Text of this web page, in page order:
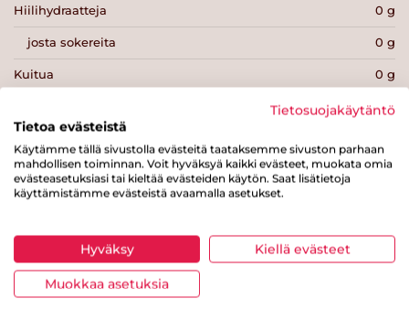
Hiilihydraatteja 0 g
josta sokereita 0 g
Kuitua 0 g
21 g
Tulosta sivu Jaa tuote
Tietosuojakäytäntö
Tietoa evästeistä
Käytämme tällä sivustolla evästeitä taataksemme sivuston parhaan
mahdollisen toiminnan. Voit hyväksyä kaikki evästeet, muokata omia
evästeasetuksiasi tai kieltää evästeiden käytön. Saat lisätietoja
käyttämistämme evästeistä avaamalla asetukset.
Hyväksy Kiellä evästeet
Muokkaa asetuksia